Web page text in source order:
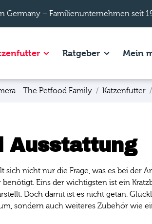
Germany – Familienunternehmen seit
of Hundefutter page.
Show subpages of
RatgeberShowMein
- The Petfood Family Katzenfutter
Ausstattung
nicht nur die Frage, was es bei der
Eins der wichtigsten ist ein
Doch damit ist es nicht getan.
sondern auch weiteres Zubehör wie